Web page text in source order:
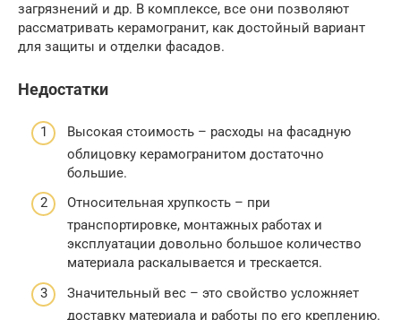
загрязнений и др. В комплексе, все они позволяют
рассматривать керамогранит, как достойный вариант
для защиты и отделки фасадов.
Недостатки
Высокая стоимость – расходы на фасадную
облицовку керамогранитом достаточно
большие.
Относительная хрупкость – при
транспортировке, монтажных работах и
эксплуатации довольно большое количество
материала раскалывается и трескается.
Значительный вес – это свойство усложняет
доставку материала и работы по его креплению.